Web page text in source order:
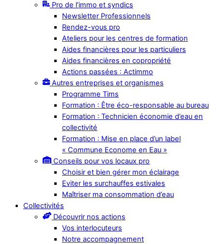
Pro de l’immo et syndics
Newsletter Professionnels
Rendez-vous pro
Ateliers pour les centres de formation
Aides financières pour les particuliers
Aides financières en copropriété
Actions passées : Actimmo
Autres entreprises et organismes
Programme Tims
Formation : Être éco-responsable au bureau
Formation : Technicien économie d’eau en
collectivité
Formation : Mise en place d’un label
« Commune Econome en Eau »
Conseils pour vos locaux pro
Choisir et bien gérer mon éclairage
Eviter les surchauffes estivales
Maîtriser ma consommation d’eau
Collectivités
Découvrir nos actions
Vos interlocuteurs
Notre accompagnement